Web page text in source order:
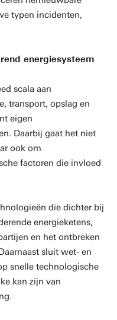
typen incidenten,
energiesysteem
scala aan
transport, opslag en
eigen
Daarbij gaat het niet
ook om
factoren die invloed
die dichter bij
energieketens,
en het ontbreken
sluit wet- en
snelle technologische
kan zijn van